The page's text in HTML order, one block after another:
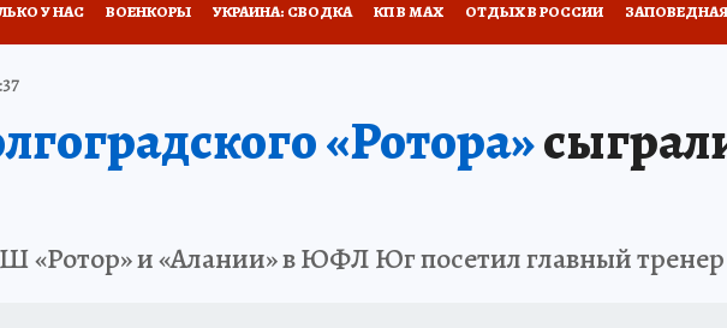
У НАС ВОЕНКОРЫ УКРАИНА: СВОДКА КП В МАХ ОТДЫХ В РОССИИ
«Ротора»
«Ротор» и «Алании» в ЮФЛ Юг посетил главный